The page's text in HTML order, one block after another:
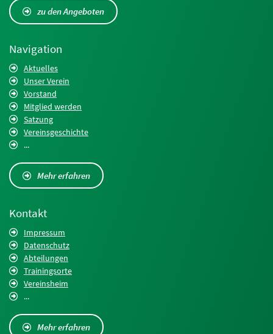
zu den Angeboten
Navigation
Aktuelles
Unser Verein
Vorstand
Mitglied werden
Satzung
Vereinsgeschichte
...
Mehr erfahren
Kontakt
Impressum
Datenschutz
Abteilungen
Trainingsorte
Vereinsheim
...
Mehr erfahren